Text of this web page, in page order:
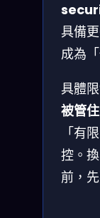
具備
成為
具體
被管
「有
控。
前，